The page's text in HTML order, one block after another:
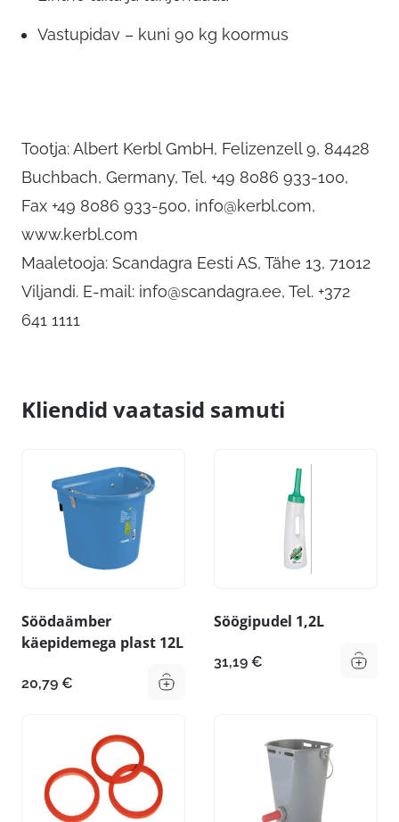
Vastupidav – kuni 90 kg koormus
Tootja: Albert Kerbl GmbH, Felizenzell 9, 84428
Buchbach, Germany, Tel. +49 8086 933-100,
Fax +49 8086 933-500, info@kerbl.com,
www.kerbl.com
Maaletooja: Scandagra Eesti AS, Tähe 13, 71012
Viljandi. E-mail: info@scandagra.ee, Tel. +372
641 1111
Kliendid vaatasid samuti
Söödaämber
käepidemega plast 12L
20,79 €
Söögipudel 1,2L
31,19 €